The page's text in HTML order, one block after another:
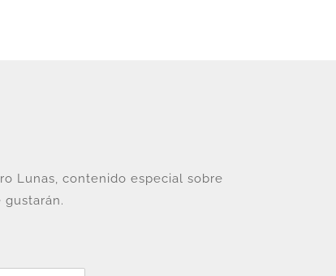
Lunas, contenido especial sobre